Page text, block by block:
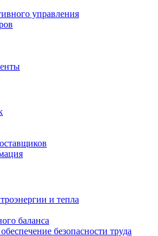
управления
и тепла
баланса
безопасности труда